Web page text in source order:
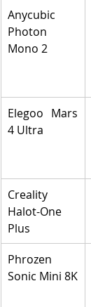
Anycubic
Photon
Mono 2
Elegoo Mars
4 Ultra
Creality
Halot-One
Plus
Phrozen
Sonic Mini 8K